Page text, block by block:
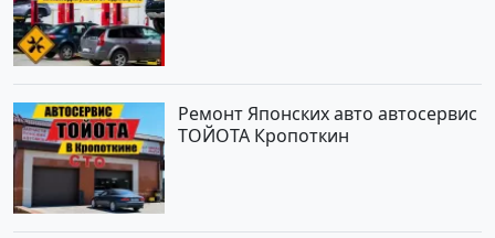
Ремонт Японских авто автосервис
ТОЙОТА Кропоткин